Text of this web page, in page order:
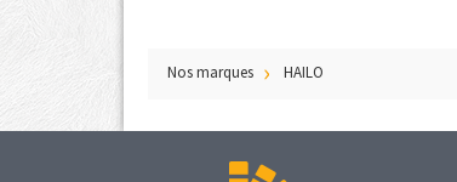
Nos marques HAILO